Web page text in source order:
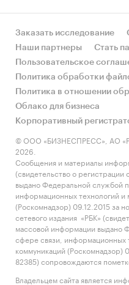
Заказать исследование
Наши партнеры
Стать
Пользовательское
Политика обработки
Политика в отношении
Облако для бизнеса
Корпоративный
© ООО «БИЗНЕСПРЕСС», АО
2026.
Сообщения и материалы
(свидетельство о
выдано Федеральной службой
информационных технологий и
(Роскомнадзор) 09.12.2015
сетевого издания «РБК»
массовой информации выдано
сфере связи, информационных
коммуникаций
82385) сопровождаются
Владельцем сайта является